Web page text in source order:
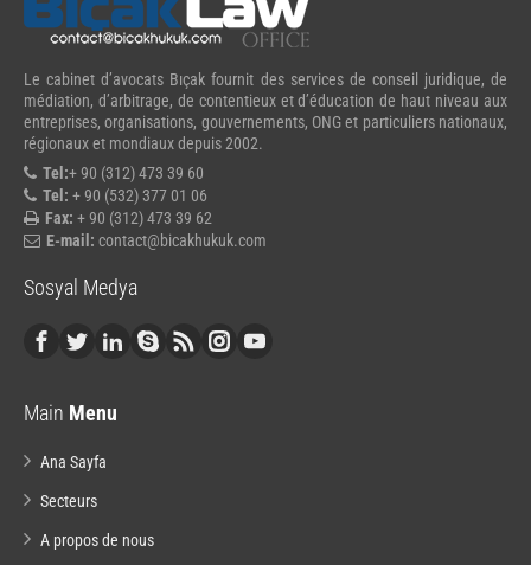
Le cabinet d’avocats Bıçak fournit des services de conseil juridique, de
médiation, d’arbitrage, de contentieux et d’éducation de haut niveau aux
entreprises, organisations, gouvernements, ONG et particuliers nationaux,
régionaux et mondiaux depuis 2002.
Tel:+ 90 (312) 473 39 60
Tel: + 90 (532) 377 01 06
Fax: + 90 (312) 473 39 62
E-mail: contact@bicakhukuk.com
Sosyal Medya
Main Menu
Ana Sayfa
Secteurs
A propos de nous